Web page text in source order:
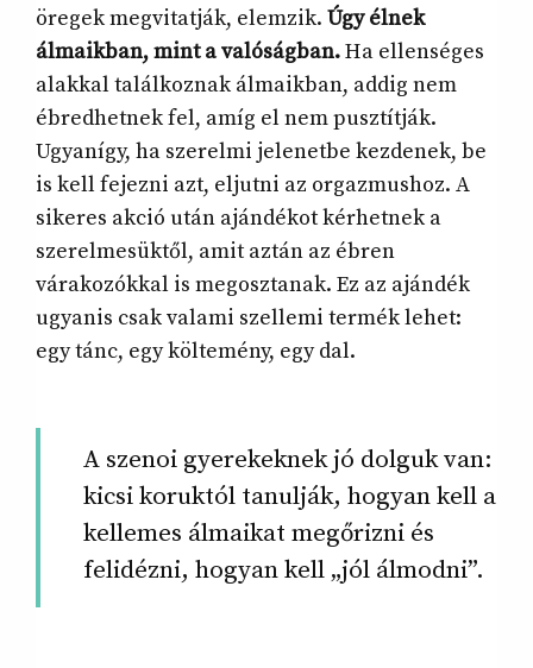
öregek megvitatják, elemzik. Úgy élnek
álmaikban, mint a valóságban.Ha ellenséges
alakkal találkoznak álmaikban, addig nem
ébredhetnek fel, amíg el nem pusztítják.
Ugyanígy, ha szerelmi jelenetbe kezdenek, be
is kell fejezni azt, eljutni az orgazmushoz. A
sikeres akció után ajándékot kérhetnek a
szerelmesüktől, amit aztán az ébren
várakozókkal is megosztanak. Ez az ajándék
ugyanis csak valami szellemi termék lehet:
egy tánc, egy költemény, egy dal.
A szenoi gyerekeknek jó dolguk van:
kicsi koruktól tanulják, hogyan kell a
kellemes álmaikat megőrizni és
felidézni, hogyan kell „jól álmodni”.